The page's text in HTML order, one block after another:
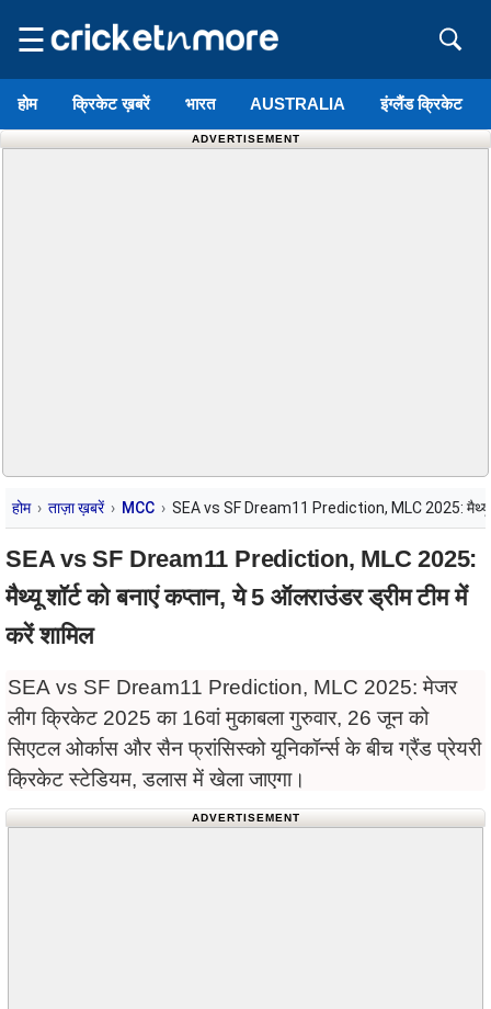
☰
होम क्रिकेट ख़बरें भारत AUSTRALIA इंग्लैंड क्रिकेट
ADVERTISEMENT
होम ताज़ा ख़बरें MCC SEA vs SF Dream11 Prediction, MLC 2025: मैथ्यू
SEA vs SF Dream11 Prediction, MLC 2025:
मैथ्यू शॉर्ट को बनाएं कप्तान, ये 5 ऑलराउंडर ड्रीम टीम में
करें शामिल
SEA vs SF Dream11 Prediction, MLC 2025: मेजर
लीग क्रिकेट 2025 का 16वां मुकाबला गुरुवार, 26 जून को
सिएटल ओर्कास और सैन फ्रांसिस्को यूनिकॉर्न्स के बीच ग्रैंड प्रेयरी
क्रिकेट स्टेडियम, डलास में खेला जाएगा।
ADVERTISEMENT